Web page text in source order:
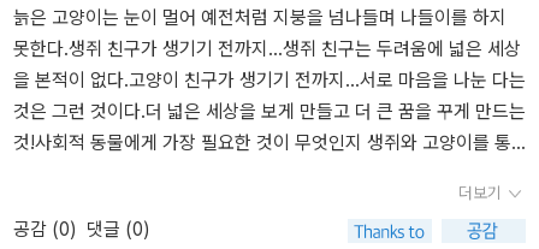
보다는 좀 더 빠르게 늙은 고양이가 되어 갔다.p24​ 어릴 적부터 함께
했던 믹스는 막스에게 가장 큰 친구이다. 둘은 '친구'라는 이름으로 서
로를 의지하며 많은 시간을 지냈지만 서로 다르게 흘러가는 시간은
많은 것을 앗아갔다. 청년이 된 막스는 꿈을 향해 달려가느라 밖에 있
는 시간이 많아졌고, 고양이 믹스는 나이가 들어 눈도 보이지 않고 거
자면)잘생긴 멕시코 생쥐'는 새로운 활력소가 되었다. 항상 믹스 곁에
있으면서 눈에 보이는 모든 세상을 설명해주고, 상쾌한 바깥공기도
늙은 고양이는 눈이 멀어 예전처럼 지붕을 넘나들며 나들이를 하지
못한다.생쥐 친구가 생기기 전까지...생쥐 친구는 두려움에 넓은 세상
을 본적이 없다.고양이 친구가 생기기 전까지...서로 마음을 나눈 다는
것은 그런 것이다.더 넓은 세상을 보게 만들고 더 큰 꿈을 꾸게 만드는
것!사회적 동물에게 가장 필요한 것이 무엇인지 생쥐와 고양이를 통
간이든, 그건 그리 중요하지 않다.왜냐하면 삶이라는 건 길이가 아니
라, 고양이와 생쥐처럼 서로 마음을 열고 얼마나 따뜻한 마음으로 사
더보기
공감 (0) 댓글 (0)